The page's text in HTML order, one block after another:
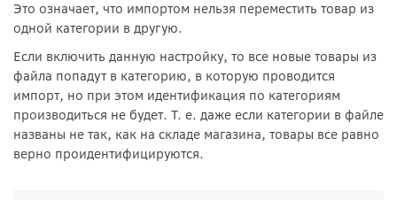
Это означает, что импортом нельзя переместить товар из
одной категории в другую.
Если включить данную настройку, то все новые товары из
файла попадут в категорию, в которую проводится
импорт, но при этом идентификация по категориям
производиться не будет. Т. е. даже если категории в файле
названы не так, как на складе магазина, товары все равно
верно проидентифицируются.